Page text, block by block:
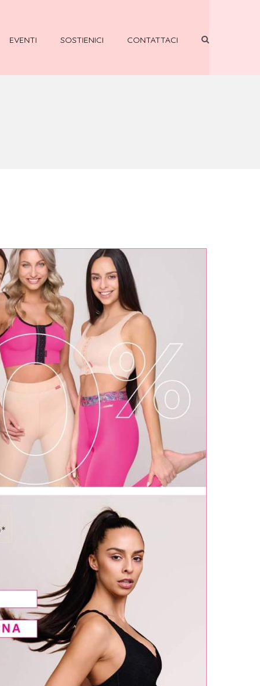
EVENTI SOSTIENICI CONTATTACI